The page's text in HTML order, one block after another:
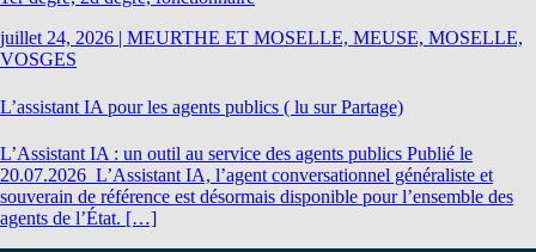
juillet 24, 2026 | MEURTHE ET MOSELLE, MEUSE, MOSELLE,
VOSGES
L’assistant IA pour les agents publics ( lu sur Partage)
L’Assistant IA : un outil au service des agents publics Publié le
20.07.2026 L’Assistant IA, l’agent conversationnel généraliste et
souverain de référence est désormais disponible pour l’ensemble des
agents de l’État. […]